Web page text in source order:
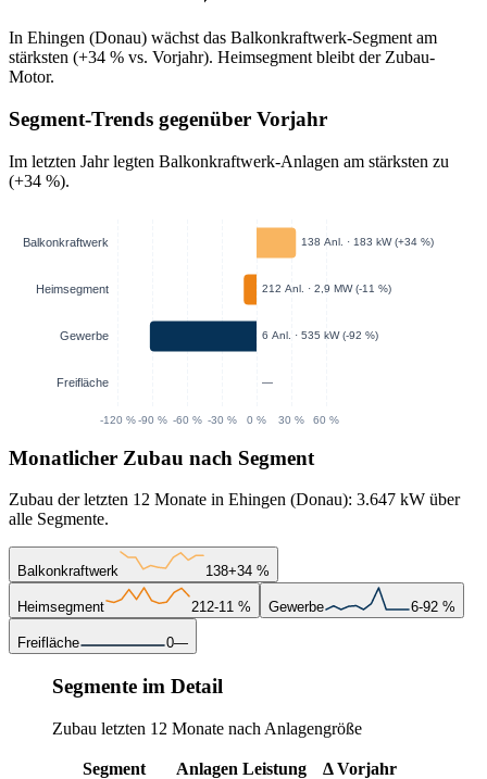
In Ehingen (Donau) wächst das Balkonkraftwerk-Segment am
stärksten (+34 % vs. Vorjahr). Heimsegment bleibt der Zubau-
Motor.
Segment-Trends gegenüber Vorjahr
Im letzten Jahr legten Balkonkraftwerk-Anlagen am stärksten zu
(+34 %).
Monatlicher Zubau nach Segment
Zubau der letzten 12 Monate in Ehingen (Donau): 3.647 kW über
alle Segmente.
Balkonkraftwerk 138+34 %
Heimsegment 212-11 % Gewerbe 6-92 %
Freifläche 0—
Segmente im Detail
Zubau letzten 12 Monate nach Anlagengröße
Segment Anlagen Leistung
Δ Vorjahr